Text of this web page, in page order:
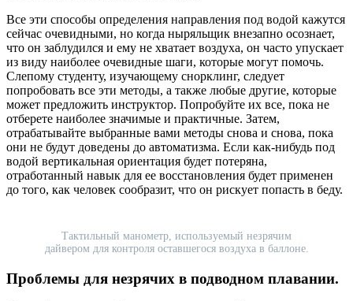
Все эти способы определения направления под водой кажутся
сейчас очевидными, но когда ныряльщик внезапно осознает,
что он заблудился и ему не хватает воздуха, он часто упускает
из виду наиболее очевидные шаги, которые могут помочь.
Слепому студенту, изучающему снорклинг, следует
попробовать все эти методы, а также любые другие, которые
может предложить инструктор. Попробуйте их все, пока не
отберете наиболее значимые и практичные. Затем,
отрабатывайте выбранные вами методы снова и снова, пока
они не будут доведены до автоматизма. Если как-нибудь под
водой вертикальная ориентация будет потеряна,
отработанный навык для ее восстановления будет применен
до того, как человек сообразит, что он рискует попасть в беду.
Тактильный манометр, используемый незрячим
дайвером для контроля оставшегося воздуха в баллоне.
Проблемы для незрячих в подводном плавании.